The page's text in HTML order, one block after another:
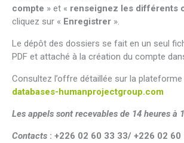
compte » et « renseignez les différents
cliquez sur « Enregistrer ».
Le dépôt des dossiers se fait en un seul
PDF et attaché à la création du compte
Consultez l’offre détaillée sur la
databases-humanprojectgroup.com
Les appels sont recevables de 14 heures à
Contacts : +226 02 60 33 33/ +226 02